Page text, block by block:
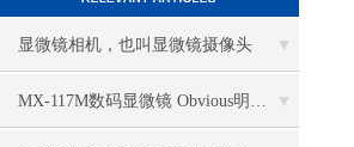
显微镜相机，也叫显微镜摄像头
MX-117M数码显微镜 Obvious明显品牌值得推荐